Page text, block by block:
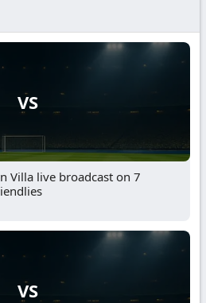
VS
Villa live broadcast on 7
VS